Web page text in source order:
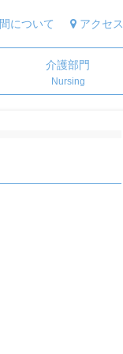
について アクセス
介護部門
Nursing